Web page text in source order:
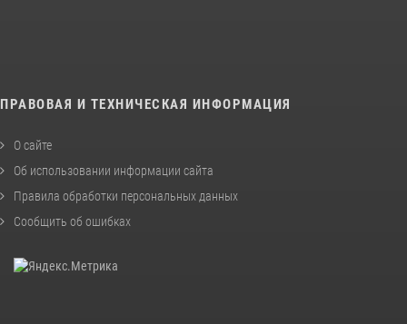
ПРАВОВАЯ И ТЕХНИЧЕСКАЯ ИНФОРМАЦИЯ
О сайте
Об использовании информации сайта
Правила обработки персональных данных
Сообщить об ошибках